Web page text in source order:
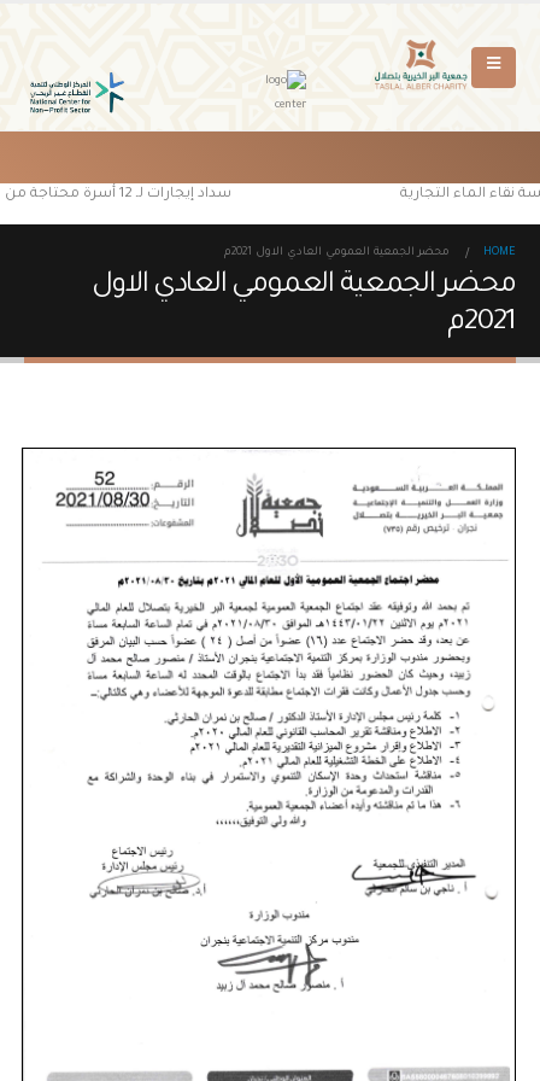
سداد إيجارات لـ 12 أسرة محتاجة من مستفيدي جمعية البر الخيرية بتصلال الماء التجارية
HOME محضر الجمعية العمومي العادي الاول 2021م
محضر الجمعية العمومي العادي الاول
2021م